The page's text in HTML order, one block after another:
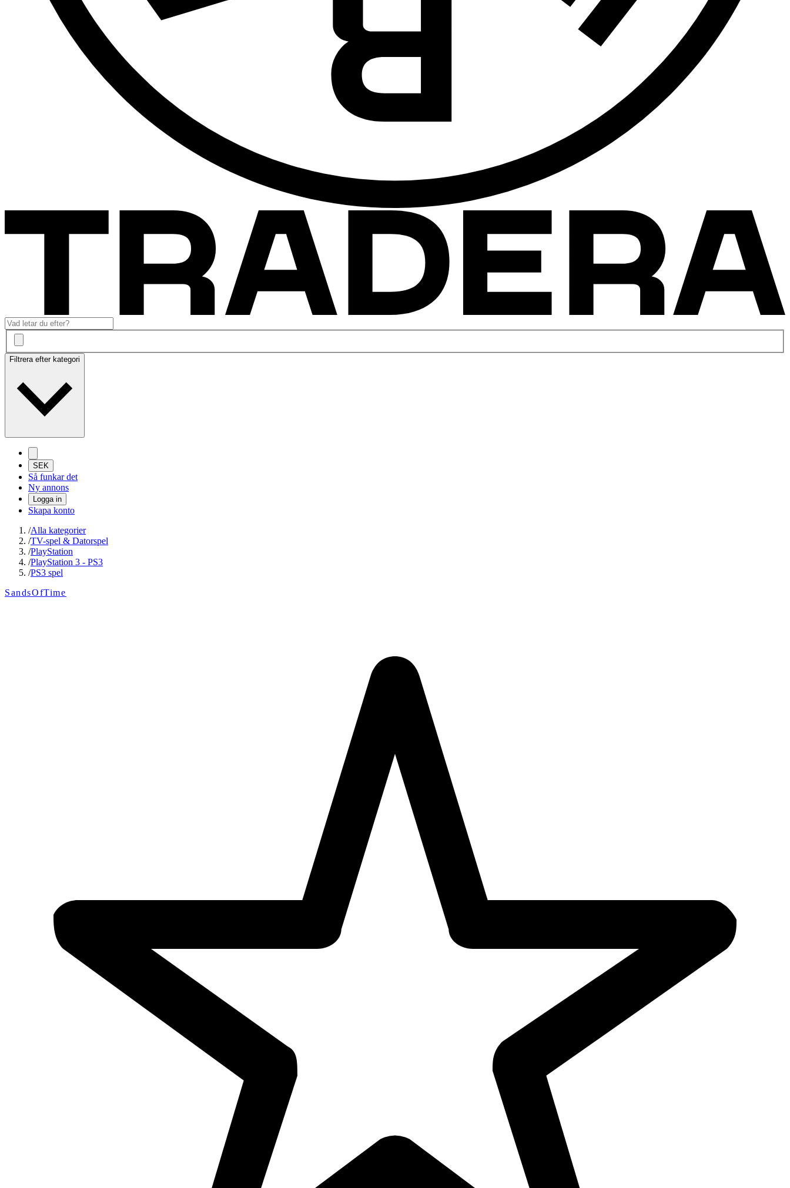
Filtrera efter kategori
SEK
Så funkar det
Ny annons
Logga in
Skapa konto
/Alla kategorier
/TV-spel & Datorspel
/PlayStation
/PlayStation 3 - PS3
/PS3 spel
SandsOfTime